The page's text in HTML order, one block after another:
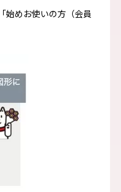
始めお使いの方（会員